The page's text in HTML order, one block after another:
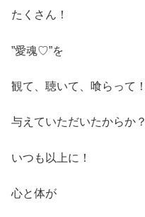
たくさん！
”愛魂♡”を
観て、聴いて、喰らって！
与えていただいたからか？
いつも以上に！
心と体が